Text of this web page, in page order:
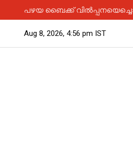
പഴയ ബൈക്ക്
Aug 8, 2026, 4:56 pm IST